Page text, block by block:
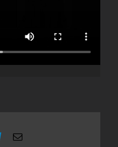
TelegramEmail